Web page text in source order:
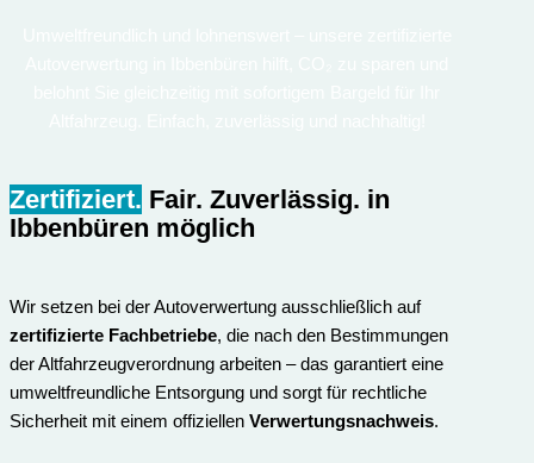
Zertifiziert. Fair. Zuverlässig. in
Ibbenbüren möglich
Wir setzen bei der Autoverwertung ausschließlich auf
zertifizierte Fachbetriebe, die nach den Bestimmungen
der Altfahrzeugverordnung arbeiten – das garantiert eine
umweltfreundliche Entsorgung und sorgt für rechtliche
Sicherheit mit einem offiziellen Verwertungsnachweis.